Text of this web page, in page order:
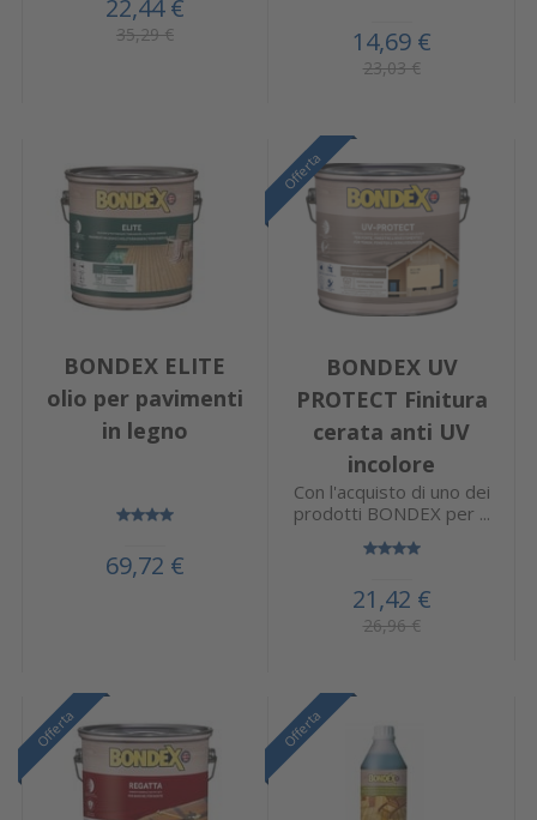
22,44 €
35,29 € 14,69 €
23,03 €
BONDEX ELITE
olio per pavimenti
in legno
69,72 €
Offerta
BONDEX UV
PROTECT Finitura
cerata anti UV
incolore
Con l'acquisto di uno dei
prodotti BONDEX per ...
21,42 €
26,96 €
Offerta Offerta